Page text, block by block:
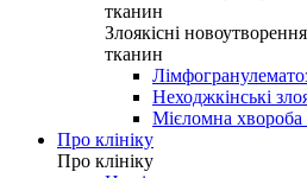
тканин
Злоякісні
тканин
Неходжкінські
Мієломна
Про клініку
Про клініку